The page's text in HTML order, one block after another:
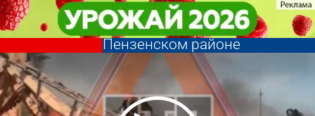
Очевидцы сообщили о
страшной аварии в
Пензенском районе
ПроисшествияОчевидцы сообщили о
страшной аварии в
Пензенском районе
Происшествия
Другие новости
по теме
Погода и курсы
валют в Пензе